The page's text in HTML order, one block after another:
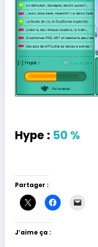
Hype : 50 %
Partager :
J’aime ça :